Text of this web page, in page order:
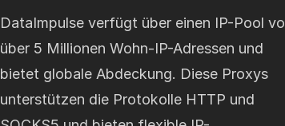
DataImpulse verfügt über einen IP-Pool
über 5 Millionen Wohn-IP-Adressen und
bietet globale Abdeckung. Diese Proxys
unterstützen die Protokolle HTTP und